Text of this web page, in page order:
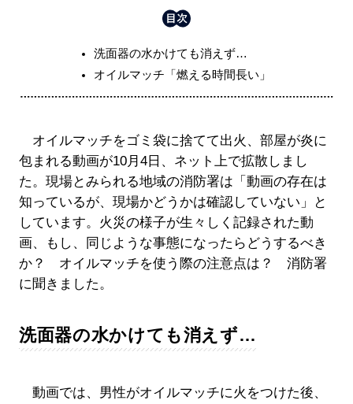
洗面器の水かけても消えず…
オイルマッチ「燃える時間長い」
オイルマッチをゴミ袋に捨てて出火、部屋が炎に
包まれる動画が10月4日、ネット上で拡散しまし
た。現場とみられる地域の消防署は「動画の存在は
知っているが、現場かどうかは確認していない」と
しています。火災の様子が生々しく記録された動
画、もし、同じような事態になったらどうするべき
か？ オイルマッチを使う際の注意点は？ 消防署
に聞きました。
洗面器の水かけても消えず…
動画では、男性がオイルマッチに火をつけた後、